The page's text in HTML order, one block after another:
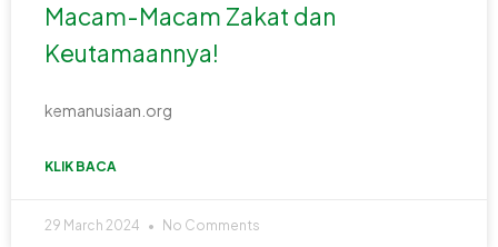
Macam-Macam Zakat dan
Keutamaannya!
kemanusiaan.org
KLIK BACA
29 March 2024 No Comments